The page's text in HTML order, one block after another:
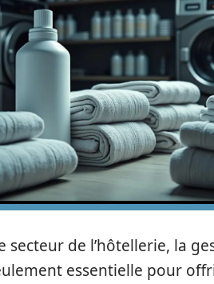
secteur de l’hôtellerie, la
essentielle pour